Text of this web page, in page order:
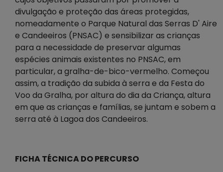
divulgação e proteção das áreas protegidas,
nomeadamente o Parque Natural das Serras D' Aire
e Candeeiros (PNSAC) e sensibilizar as crianças
para a necessidade de preservar algumas
espécies animais existentes no PNSAC, em
particular, a gralha-de-bico-vermelho. Começou
assim, a tradição da subida à serra e da Festa do
Voo da Gralha, por altura do dia da Criança, altura
em que as crianças e famílias, se juntam e sobem a
serra até à Lagoa dos Candeeiros.
FICHA TÉCNICA DO PERCURSO